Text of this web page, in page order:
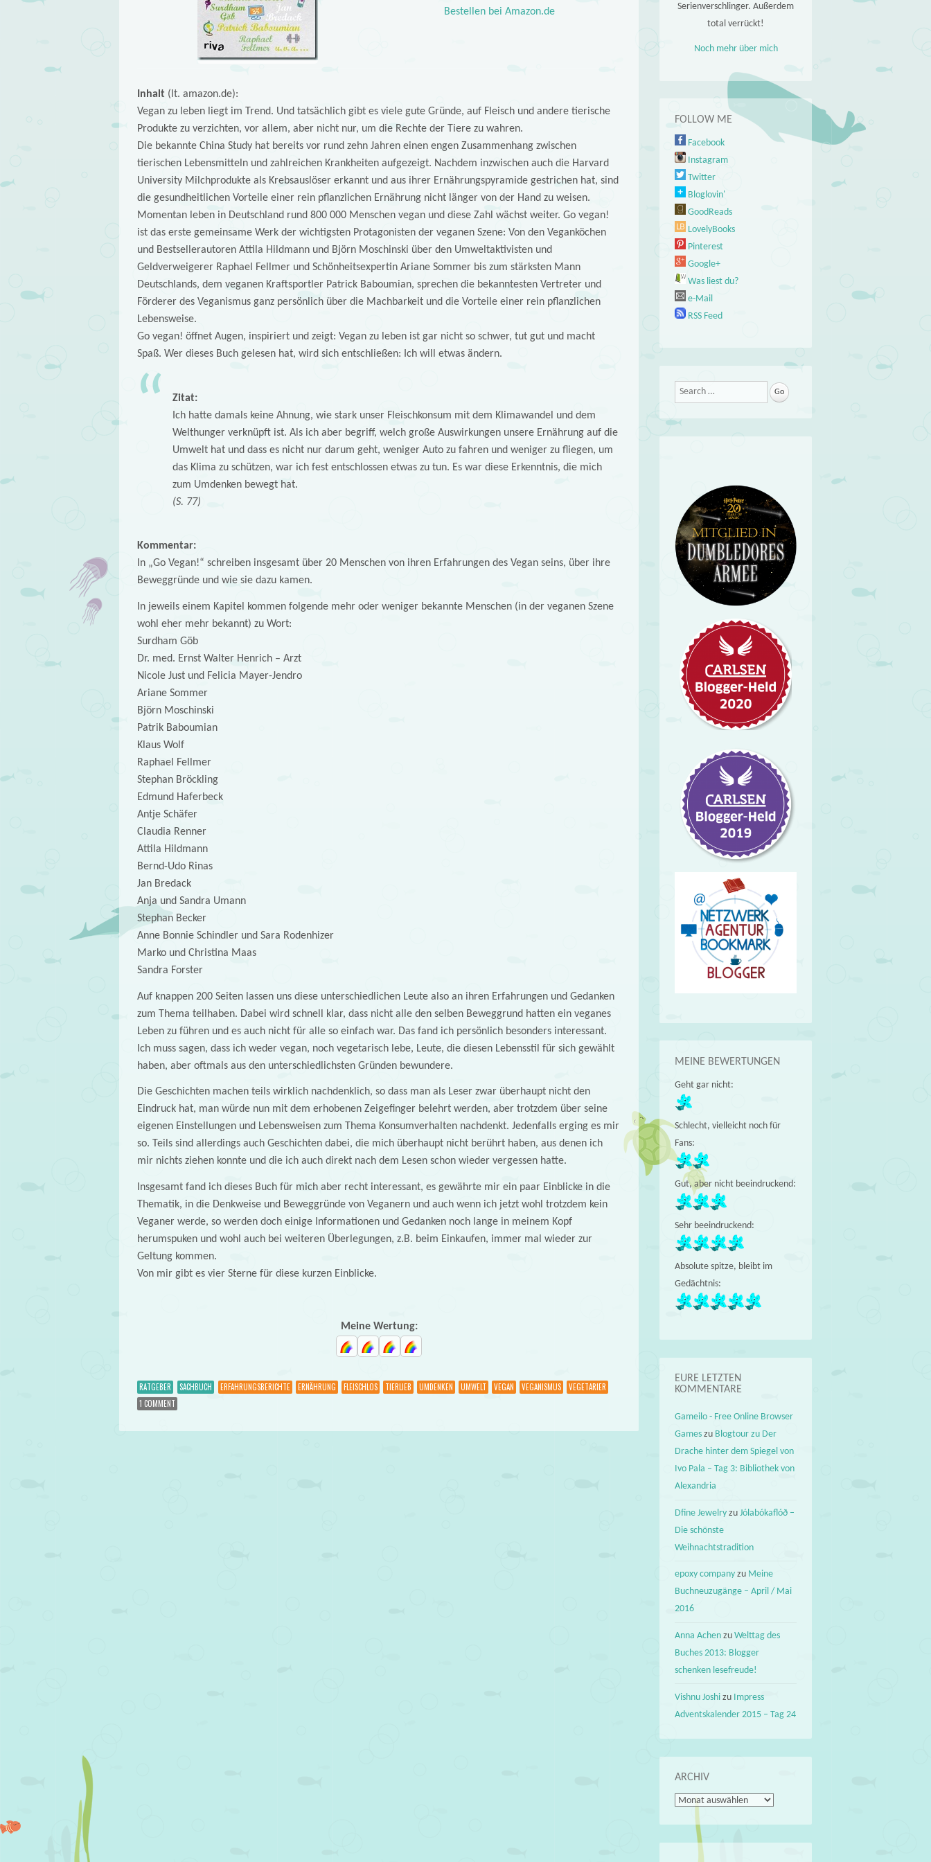
Bestellen bei Amazon.de
Inhalt (lt. amazon.de):
Vegan zu leben liegt im Trend. Und tatsächlich gibt es viele gute Gründe, auf Fleisch und andere tierische
Produkte zu verzichten, vor allem, aber nicht nur, um die Rechte der Tiere zu wahren.
Die bekannte China Study hat bereits vor rund zehn Jahren einen engen Zusammenhang zwischen
tierischen Lebensmitteln und zahlreichen Krankheiten aufgezeigt. Nachdem inzwischen auch die Harvard
University Milchprodukte als Krebsauslöser erkannt und aus ihrer Ernährungspyramide gestrichen hat, sind
die gesundheitlichen Vorteile einer rein pflanzlichen Ernährung nicht länger von der Hand zu weisen.
Momentan leben in Deutschland rund 800 000 Menschen vegan und diese Zahl wächst weiter. Go vegan!
ist das erste gemeinsame Werk der wichtigsten Protagonisten der veganen Szene: Von den Veganköchen
und Bestsellerautoren Attila Hildmann und Björn Moschinski über den Umweltaktivisten und
Geldverweigerer Raphael Fellmer und Schönheitsexpertin Ariane Sommer bis zum stärksten Mann
Deutschlands, dem veganen Kraftsportler Patrick Baboumian, sprechen die bekanntesten Vertreter und
Förderer des Veganismus ganz persönlich über die Machbarkeit und die Vorteile einer rein pflanzlichen
Lebensweise.
Go vegan! öffnet Augen, inspiriert und zeigt: Vegan zu leben ist gar nicht so schwer, tut gut und macht
Spaß. Wer dieses Buch gelesen hat, wird sich entschließen: Ich will etwas ändern.
Zitat:
Ich hatte damals keine Ahnung, wie stark unser Fleischkonsum mit dem Klimawandel und dem
Welthunger verknüpft ist. Als ich aber begriff, welch große Auswirkungen unsere Ernährung auf die
Umwelt hat und dass es nicht nur darum geht, weniger Auto zu fahren und weniger zu fliegen, um
das Klima zu schützen, war ich fest entschlossen etwas zu tun. Es war diese Erkenntnis, die mich
zum Umdenken bewegt hat.
(S. 77)
Kommentar:
In „Go Vegan!“ schreiben insgesamt über 20 Menschen von ihren Erfahrungen des Vegan seins, über ihre
Beweggründe und wie sie dazu kamen.
In jeweils einem Kapitel kommen folgende mehr oder weniger bekannte Menschen (in der veganen Szene
wohl eher mehr bekannt) zu Wort:
Surdham Göb
Dr. med. Ernst Walter Henrich – Arzt
Nicole Just und Felicia Mayer-Jendro
Ariane Sommer
Björn Moschinski
Patrik Baboumian
Klaus Wolf
Raphael Fellmer
Stephan Bröckling
Edmund Haferbeck
Antje Schäfer
Claudia Renner
Attila Hildmann
Bernd-Udo Rinas
Jan Bredack
Anja und Sandra Umann
Stephan Becker
Anne Bonnie Schindler und Sara Rodenhizer
Marko und Christina Maas
Sandra Forster
Auf knappen 200 Seiten lassen uns diese unterschiedlichen Leute also an ihren Erfahrungen und Gedanken
zum Thema teilhaben. Dabei wird schnell klar, dass nicht alle den selben Beweggrund hatten ein veganes
Leben zu führen und es auch nicht für alle so einfach war. Das fand ich persönlich besonders interessant.
Ich muss sagen, dass ich weder vegan, noch vegetarisch lebe, Leute, die diesen Lebensstil für sich gewählt
haben, aber oftmals aus den unterschiedlichsten Gründen bewundere.
Die Geschichten machen teils wirklich nachdenklich, so dass man als Leser zwar überhaupt nicht den
Eindruck hat, man würde nun mit dem erhobenen Zeigefinger belehrt werden, aber trotzdem über seine
eigenen Einstellungen und Lebensweisen zum Thema Konsumverhalten nachdenkt. Jedenfalls erging es mir
so. Teils sind allerdings auch Geschichten dabei, die mich überhaupt nicht berührt haben, aus denen ich
mir nichts ziehen konnte und die ich auch direkt nach dem Lesen schon wieder vergessen hatte.
Insgesamt fand ich dieses Buch für mich aber recht interessant, es gewährte mir ein paar Einblicke in die
Thematik, in die Denkweise und Beweggründe von Veganern und auch wenn ich jetzt wohl trotzdem kein
Veganer werde, so werden doch einige Informationen und Gedanken noch lange in meinem Kopf
herumspuken und wohl auch bei weiteren Überlegungen, z.B. beim Einkaufen, immer mal wieder zur
Geltung kommen.
Von mir gibt es vier Sterne für diese kurzen Einblicke.
Meine Wertung:
RATGEBER SACHBUCH ERFAHRUNGSBERICHTE ERNÄHRUNG FLEISCHLOS TIERLIEB UMDENKEN UMWELT VEGAN VEGANISMUS
VEGETARIER
1 COMMENT
Serienverschlinger. Außerdem
total verrückt!
Noch mehr über mich
FOLLOW ME
Facebook
Instagram
Twitter
Bloglovin'
GoodReads
LovelyBooks
Pinterest
Google+
Was liest du?
e-Mail
RSS Feed
Search
MEINE BEWERTUNGEN
Geht gar nicht:
Schlecht, vielleicht noch für
Fans:
Gut, aber nicht beeindruckend:
Sehr beeindruckend:
Absolute spitze, bleibt im
Gedächtnis:
EURE LETZTEN
KOMMENTARE
Gameilo - Free Online Browser
Games zu Blogtour zu Der
Drache hinter dem Spiegel von
Ivo Pala – Tag 3: Bibliothek von
Alexandria
Dfine Jewelry zuJólabókaflóð –
Die schönste
Weihnachtstradition
epoxy company zu Meine
Buchneuzugänge – April / Mai
2016
Anna Achen zuWelttag des
Buches 2013: Blogger
schenken lesefreude!
Vishnu Joshi zu Impress
Adventskalender 2015 – Tag 24
ARCHIV
Archiv